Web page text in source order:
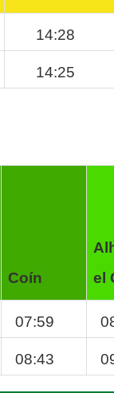
14:28
14:25
Coín
el
07:59
08:43